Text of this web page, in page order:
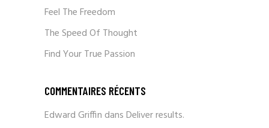
Feel The Freedom
The Speed Of Thought
Find Your True Passion
COMMENTAIRES RÉCENTS
Edward Griffin dansDeliver results.